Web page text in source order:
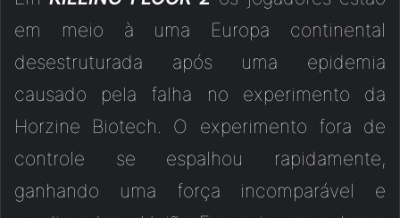
em meio à uma Europa continental
desestruturada após uma epidemia
causado pela falha no experimento da
Horzine Biotech. O experimento fora de
controle se espalhou rapidamente,
ganhando uma força incomparável e